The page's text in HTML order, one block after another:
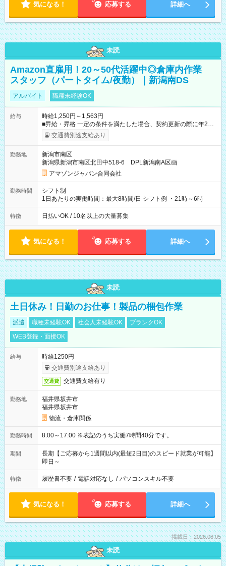
気になる！ 応募する 詳細へ
未読
Amazon直雇用！20～50代活躍中◎倉庫内作業
スタッフ（パートタイム/夜勤）｜新潟南DS
アルバイト 職種未経験OK
給与
時給1,250円～1,563円
■昇給・昇格 一定の条件を満たした場合、契約更新の際に年2回
まで昇給の機会があります。 ■正社員登用制度あり ※月末締/翌
月25日支払い ※時間外手当、別途支給 ※深夜割増賃金 (22:00～
☆Amazon直雇用で安定して働けます！ 【試用期間】試用期間
あり 試用期間の長さ：1週間 雇用形態、給与は本採用時と同じ
です。
交通費別途支給あり
勤務地
新潟市南区
新潟県新潟市南区北田中518-6 DPL新潟南A区画
アマゾンジャパン合同会社
勤務時間
シフト制
1日あたりの実働時間：最大8時間/日 シフト例 ・21時～6時
特徴 日払いOK / 10名以上の大量募集
気になる！ 応募する 詳細へ
未読
土日休み！日勤のお仕事！製品の梱包作業
派遣 職種未経験OK 社会人未経験OK
ブランクOK
WEB登録・面接OK
給与
時給1250円
交通費別途支給あり
交通費 交通費支給有り
勤務地
福井県坂井市
福井県坂井市
物流・倉庫関係
勤務時間 8:00～17:00 ※表記のうち実働7時間40分です。
期間
長期【ご応募から1週間以内(最短2日目)のスピード就業が可能】
即日～
特徴 履歴書不要 / 電話対応なし / パソコンスキル不要
気になる！ 応募する 詳細へ
掲載日：2026.08.05
未読